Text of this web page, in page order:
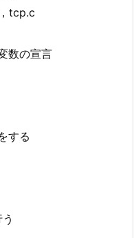
tcp.c
数の宣言
する